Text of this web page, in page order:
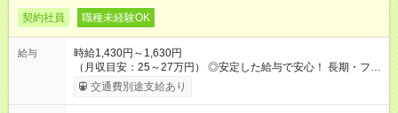
契約社員 職種未経験OK
給与
時給1,430円～1,630円
（月収目安：25～27万円） ◎安定した給与で安心！ 長期・フル
タイムで勤務いただける方にお越しいただきたいと思っていま
す。シフトが削られることはないので、安定した給与が入りま
交通費別途支給あり